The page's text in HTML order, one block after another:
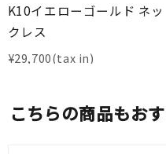
K10イエローゴールド ネッ
クレス
¥29,700
こちらの商品もお